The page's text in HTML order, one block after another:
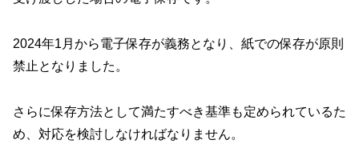
2024年1月から電子保存が義務となり、紙での保存が原則
禁止となりました。
さらに保存方法として満たすべき基準も定められているた
め、対応を検討しなければなりません。